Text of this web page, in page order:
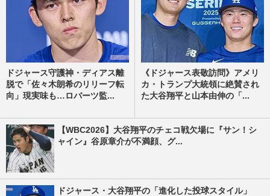
ドジャース守護神・ディアス離
脱で「佐々木朗希のリリーフ転
向」現実味も…ロバーツ監...
《ドジャース表敬訪問》アメリ
カ・トランプ大統領に絶賛され
た大谷翔平と山本由伸の「...
【WBC2026】大谷翔平のチェコ戦欠場に『サン！シ
ャイン』谷原章介が不満顔、グ...
ドジャース・大谷翔平の「進化した投球スタイル」